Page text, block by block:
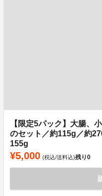
【限定5パック】大腸、
のセット／約115g／約
155g
¥5,000 (税込/送料込)残り0